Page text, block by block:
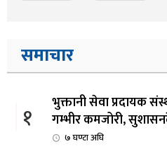
समाचार
१
भुक्तानी सेवा प्रदायक
गम्भीर कमजोरी,
७ घण्टा अघि